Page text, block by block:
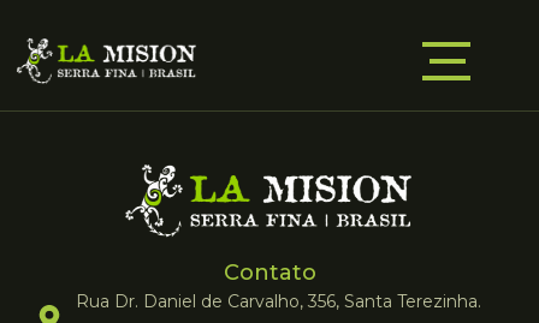
Contato
Rua Dr. Daniel de Carvalho, 356, Santa Terezinha.